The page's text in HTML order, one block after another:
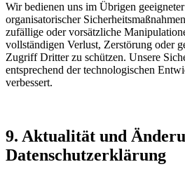
Wir bedienen uns im Übrigen
organisatorischer
zufällige oder vorsätzliche
vollständigen Verlust, Zerstörung oder
Zugriff Dritter zu schützen. Unsere
entsprechend der technologischen
verbessert.
9. Aktualität und
Datenschutzerklärung